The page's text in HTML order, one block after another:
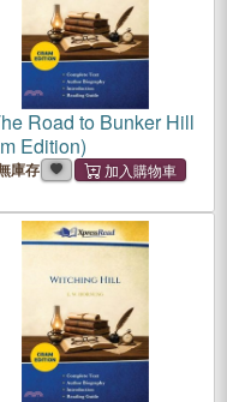
Road to Bunker Hill
Edition)
庫存